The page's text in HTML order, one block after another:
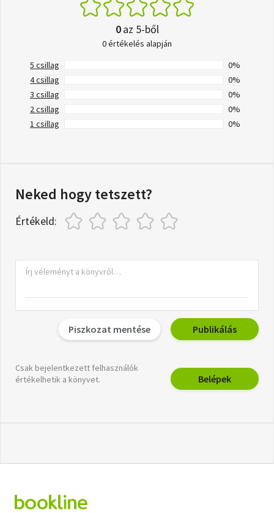
0az 5-ből
0 értékelés alapján
5 csillag
0%
4 csillag
0%
3 csillag
0%
2 csillag
0%
1 csillag
0%
Neked hogy tetszett?
Értékeld:
Piszkozat mentése Publikálás
Csak bejelentkezett felhasználók
értékelhetik a könyvet.
Belépek